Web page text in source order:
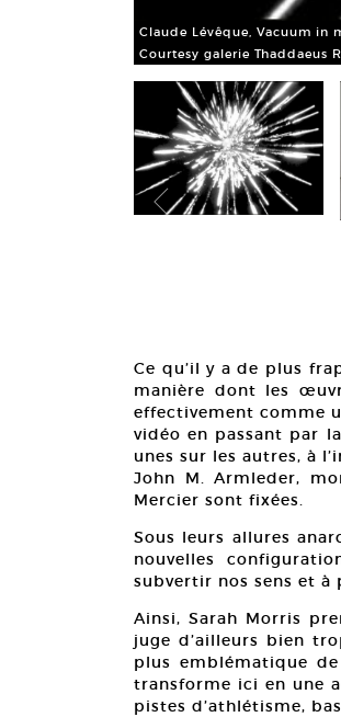
Claude Lévêque, Vacuum in
Courtesy galerie Thaddaeus
Ce qu’il y a de plus
manière dont les
effectivement comme
vidéo en passant par
unes sur les autres, à
John M. Armleder,
Mercier sont fixées.
Sous leurs allures
nouvelles
subvertir nos sens et
Ainsi, Sarah Morris
juge d’ailleurs bien
plus emblématique de
transforme ici en une
pistes d’athlétisme,